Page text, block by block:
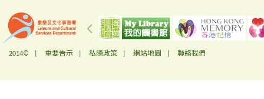
2014© | 重要告示 私隱政策 網站地圖 聯絡我們